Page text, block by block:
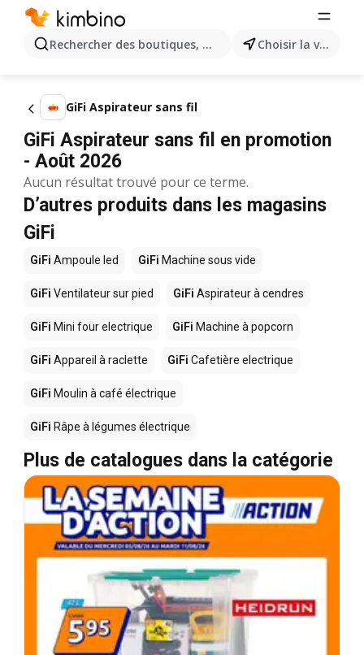
Rechercher des boutiques, des catégories, des Choisir la ville
GiFi Aspirateur sans fil
GiFi Aspirateur sans fil en promotion
- Août 2026
Aucun résultat trouvé pour ce terme.
D’autres produits dans les magasins
GiFi
GiFi Ampoule led GiFi Machine sous vide
GiFi Ventilateur sur pied GiFi Aspirateur à cendres
GiFi Mini four electrique GiFi Machine à popcorn
GiFi Appareil à raclette GiFi Cafetière electrique
GiFi Moulin à café électrique
GiFi Râpe à légumes électrique
Plus de catalogues dans la catégorie